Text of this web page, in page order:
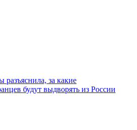
за какие
будут выдворять из России